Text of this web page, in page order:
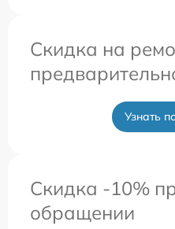
Скидка на
Узнать
Скидка -10%
обращении